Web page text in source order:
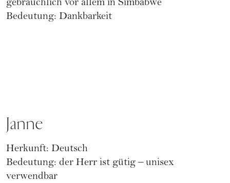
gebräuchlich vor allem in Simbabwe
Bedeutung: Dankbarkeit
Janne
Herkunft: Deutsch
Bedeutung: der Herr ist gütig – unisex
verwendbar